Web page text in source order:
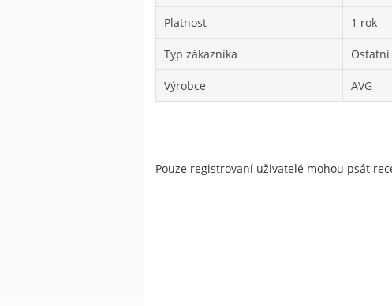
Platnost 1 rok
Typ zákazníka Ostatní
Výrobce AVG
Pouze registrovaní uživatelé mohou psát